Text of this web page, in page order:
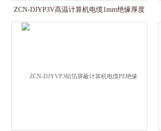
ZCN-DJYP3V高温计算机电缆1mm绝缘厚度